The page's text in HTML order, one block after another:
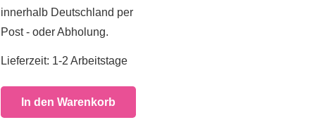
innerhalb Deutschland per
Post - oder Abholung.
Lieferzeit: 1-2 Arbeitstage
In den Warenkorb